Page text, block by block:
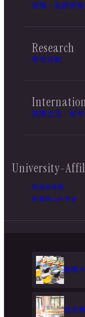
就職・進路情報
Research
研究活動
国際交流・留学
University-
附属幼稚園
附属桃山中学校
教職
総合